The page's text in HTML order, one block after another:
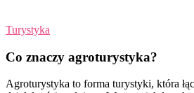
Turystyka
Co znaczy agroturystyka?
Agroturystyka to forma turystyki, która